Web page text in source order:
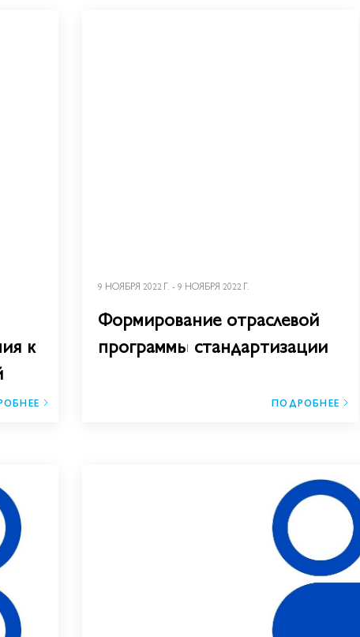
к
9 НОЯБРЯ 2022 Г. - 9 НОЯБРЯ 2022 Г.
Формирование отраслевой
программы стандартизации
ПОДРОБНЕЕ